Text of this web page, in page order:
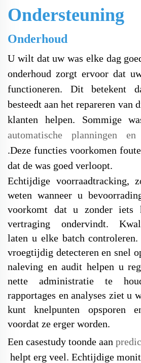
Ondersteuning
Onderhoud
U wilt dat uw was elke dag
onderhoud zorgt ervoor dat
functioneren. Dit betekent
besteedt aan het repareren van
klanten helpen. Sommige
automatische planningen en
.Deze functies voorkomen
dat de was goed verloopt.
Echtijdige voorraadtracking,
weten wanneer u
voorkomt dat u zonder
vertraging ondervindt.
laten u elke batch
vroegtijdig detecteren en snel
naleving en audit helpen u
nette administratie te
rapportages en analyses ziet u
kunt knelpunten opsporen
voordat ze erger worden.
Een casestudy toonde aan
helpt erg veel. Echtijdige